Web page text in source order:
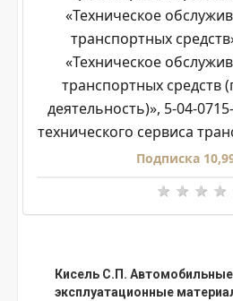
«Техническое
транспортных
«Техническое
транспортных средств
деятельность)», 5-04-
технического сервиса
Подписка
Кисель С.П. Автомобильные
эксплуатационные